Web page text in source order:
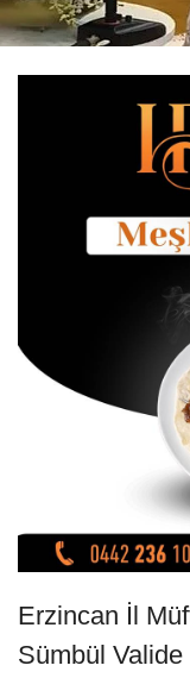
Erzincan İl
Sümbül